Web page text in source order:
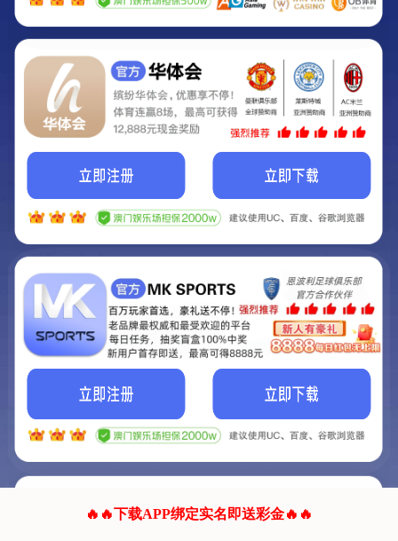
Hey Guys!
我们即将上线啦...
我们的网站正在建设.
它将是非常棒的网站.
联系我们!